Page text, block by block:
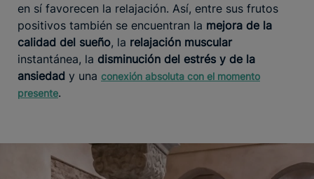
en sí favorecen la relajación. Así, entre sus frutos
positivos también se encuentran la mejora de la
calidad del sueño, la relajación muscular
instantánea, la disminución del estrés y de la
ansiedad y una conexión absoluta con el momento
presente.